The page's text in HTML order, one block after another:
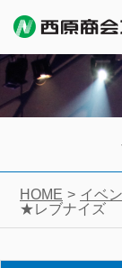
HOME
イベ
★レブナイズ